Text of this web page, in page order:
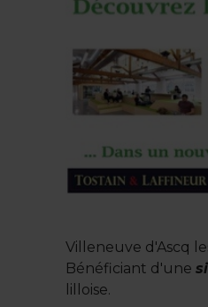
Villeneuve d'Ascq
Bénéficiant d'une
lilloise.